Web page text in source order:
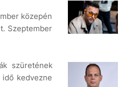
közepén
Szeptember
szüretének
kedvezne